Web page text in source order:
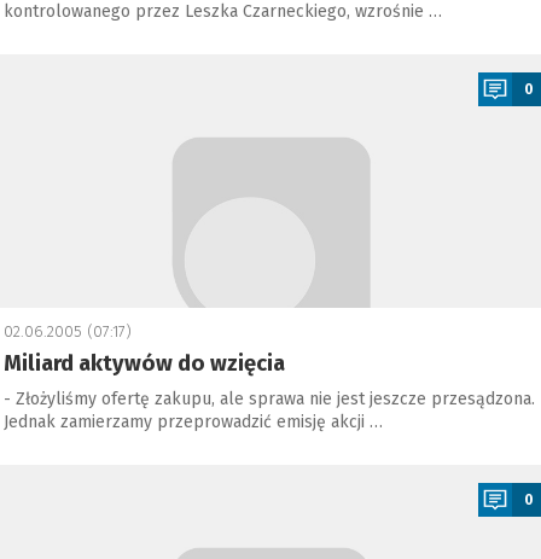
kontrolowanego przez Leszka Czarneckiego, wzrośnie …
0
02.06.2005 (07:17)
Miliard aktywów do wzięcia
- Złożyliśmy ofertę zakupu, ale sprawa nie jest jeszcze przesądzona.
Jednak zamierzamy przeprowadzić emisję akcji …
0